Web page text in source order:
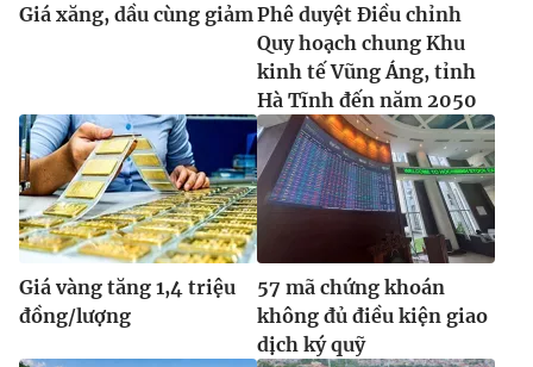
Giá xăng, dầu cùng giảm Phê duyệt Điều chỉnh
Quy hoạch chung Khu
kinh tế Vũng Áng, tỉnh
Hà Tĩnh đến năm 2050
Giá vàng tăng 1,4 triệu
đồng/lượng
57 mã chứng khoán
không đủ điều kiện giao
dịch ký quỹ